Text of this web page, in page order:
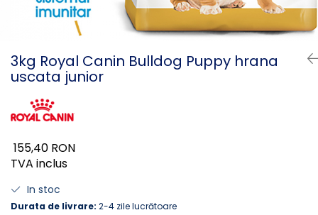
SALAM
DIETE VETERINARE
ROYAL CANIN DIETE
Calibra Diets
ANTIPARAZITARE EXTERNE
PIPETE
ZGĂRZI
COMPRIMATE
PLICURI
DIETĂ USCATĂ
DIETĂ UMEDĂ
ANTIPARAZITARE EXTERNE
PIPETE
ADVANTAGE
PASTILE
ACCESORII
3kg Royal Canin Bulldog Puppy hrana
uscata junior
155,40 RON
TVA inclus
In stoc
Durata de livrare: 2-4 zile lucrătoare